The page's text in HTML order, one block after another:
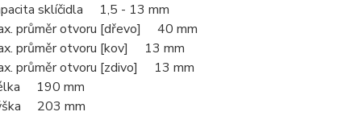
sklíčidla 1,5 - 13 mm
průměr otvoru [dřevo] 40 mm
průměr otvoru [kov] 13 mm
průměr otvoru [zdivo] 13 mm
190 mm
203 mm